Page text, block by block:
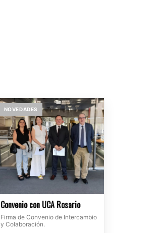
NOVEDADES
Convenio con UCA Rosario
Firma de Convenio de Intercambio
y Colaboración.